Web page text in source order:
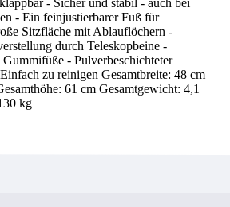
- Sicher und stabil - auch bei
- Ein feinjustierbarer Fuß für
Sitzfläche mit Ablauflöchern -
durch Teleskopbeine -
Gummifüße - Pulverbeschichteter
zu reinigen Gesamtbreite: 48 cm
61 cm Gesamtgewicht: 4,1
kg